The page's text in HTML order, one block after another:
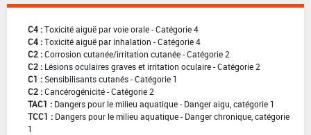
C4 :Toxicité aiguë par voie orale - Catégorie 4
C4 :Toxicité aiguë par inhalation - Catégorie 4
C2 :Corrosion cutanée/irritation cutanée - Catégorie 2
C2 : Lésions oculaires graves et irritation oculaire - Catégorie 2
C1 :Sensibilisants cutanés - Catégorie 1
C2 :Cancérogénicité - Catégorie 2
TAC1 : Dangers pour le milieu aquatique - Danger aigu, catégorie 1
TCC1 : Dangers pour le milieu aquatique - Danger chronique, catégorie
1